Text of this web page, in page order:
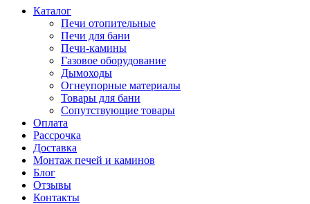
Каталог
Печи отопительные
Печи для бани
Печи-камины
Газовое оборудование
Дымоходы
Огнеупорные материалы
Товары для бани
Сопутствующие товары
Оплата
Рассрочка
Доставка
Монтаж печей и каминов
Блог
Отзывы
Контакты